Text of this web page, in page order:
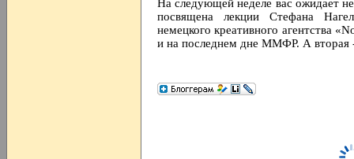
На следующей неделе вас ожидает
посвящена лекции Стефана
немецкого креативного агентства
и на последнем дне ММФР. А вторая